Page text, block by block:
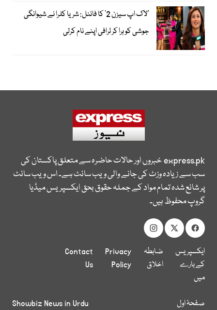
’لاک اپ سیزن 2‘ کا فائنل: شریا کلرا نے شیوانگی
جوشی کو ہرا کر ٹرافی اپنے نام کرلی
express.pkخبروں اور حالات حاضرہ سے متعلق پاکستان کی
سب سے زیادہ وزٹ کی جانے والی ویب سائٹ ہے۔ اس ویب سائٹ
پر شائع شدہ تمام مواد کے جملہ حقوق بحق ایکسپریس میڈیا
گروپ محفوظ ہیں۔
ایکسپریس
کے بارے
میں
ضابطہ
اخلاق
Privacy
Policy
Contact
Us
صفحۂ اول
Showbiz News in Urdu